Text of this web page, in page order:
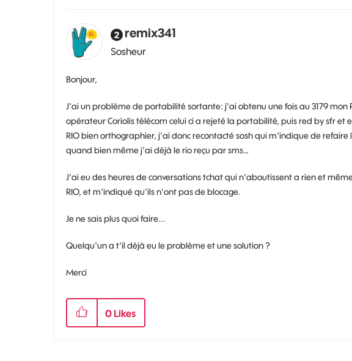
remix341
Sosheur
Bonjour,
J'ai un problème de portabilité sortante: j'ai obtenu une fois au 3179 mon
opérateur Coriolis télécom celui ci a rejeté la portabilité, puis red by sfr
RIO bien orthographier, j'ai donc recontacté sosh qui m'indique de
quand bien même j'ai déjà le rio reçu par sms…
J'ai eu des heures de conversations tchat qui n'aboutissent a rien et
RIO, et m'indiqué qu'ils n'ont pas de blocage.
Je ne sais plus quoi faire...
Quelqu'un a t'il déjà eu le problème et une solution ?
Merci
0 Likes